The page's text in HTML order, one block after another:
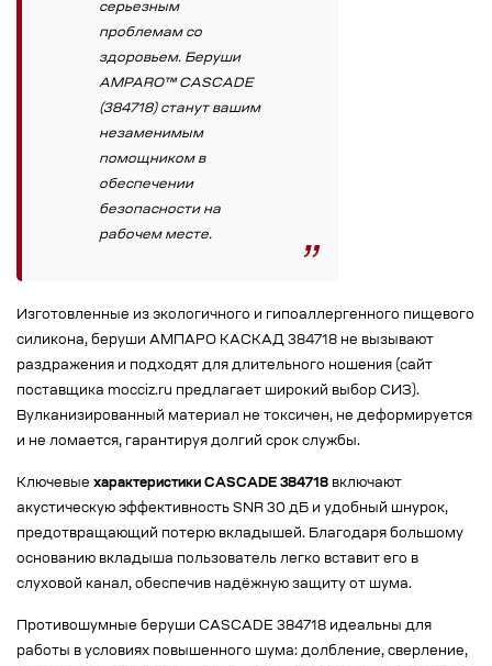
серьезным
проблемам со
здоровьем. Беруши
AMPARO™ CASCADE
(384718) станут вашим
незаменимым
помощником в
обеспечении
безопасности на
рабочем месте.
Изготовленные из экологичного и гипоаллергенного пищевого
силикона, беруши АМПАРО КАСКАД 384718 не вызывают
раздражения и подходят для длительного ношения (сайт
поставщика mocciz.ru предлагает широкий выбор СИЗ).
Вулканизированный материал не токсичен, не деформируется
и не ломается, гарантируя долгий срок службы.
Ключевые характеристики CASCADE 384718 включают
акустическую эффективность SNR 30 дБ и удобный шнурок,
предотвращающий потерю вкладышей. Благодаря большому
основанию вкладыша пользователь легко вставит его в
слуховой канал, обеспечив надёжную защиту от шума.
Противошумные беруши CASCADE 384718 идеальны для
работы в условиях повышенного шума: долбление, сверление,